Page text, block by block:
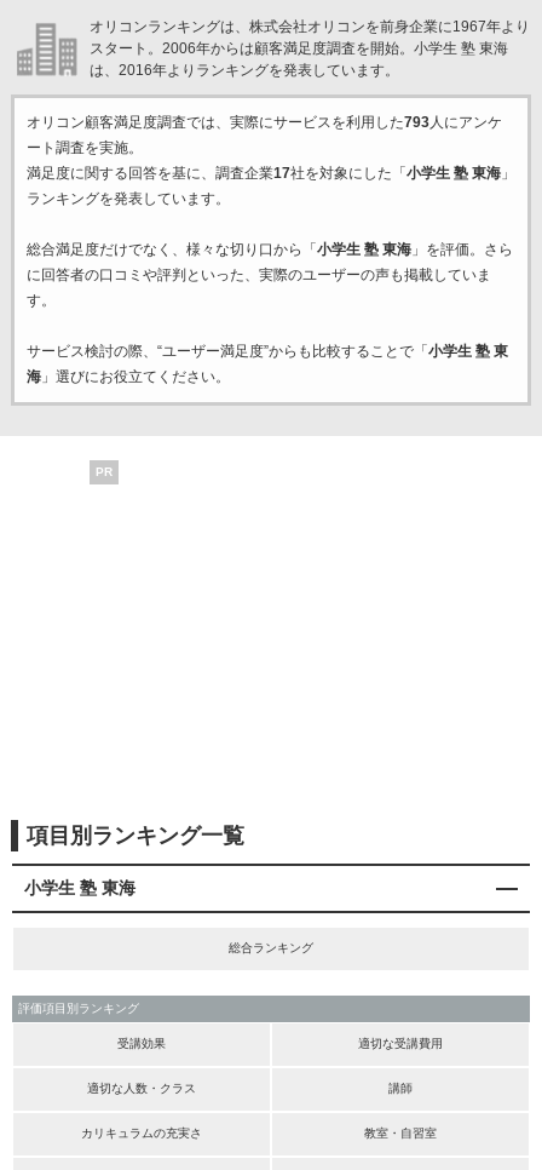
オリコンランキングは、株式会社オリコンを前身企業に1967年より
スタート。2006年からは顧客満足度調査を開始。小学生 塾 東海
は、2016年よりランキングを発表しています。
オリコン顧客満足度調査では、実際にサービスを利用した793人にアンケ
ート調査を実施。
満足度に関する回答を基に、調査企業17社を対象にした「 小学生 塾 東海」
ランキングを発表しています。
総合満足度だけでなく、様々な切り口から「 小学生 塾 東海」を評価。さら
に回答者の口コミや評判といった、実際のユーザーの声も掲載していま
す。
サービス検討の際、“ユーザー満足度”からも比較することで「 小学生 塾 東
海」選びにお役立てください。
PR
項目別ランキング一覧
小学生 塾 東海
総合ランキング
評価項目別ランキング
受講効果 適切な受講費用
適切な人数・クラス 講師
カリキュラムの充実さ 教室・自習室